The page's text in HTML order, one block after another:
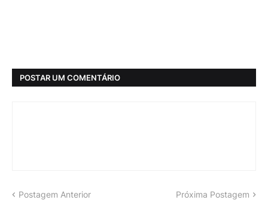
POSTAR UM COMENTÁRIO
Postagem Anterior Próxima Postagem